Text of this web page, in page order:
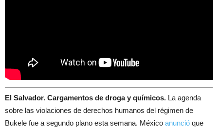
El Salvador. Cargamentos de droga y químicos. La agenda
sobre las violaciones de derechos humanos del régimen de
Bukele fue a segundo plano esta semana. México anunció que